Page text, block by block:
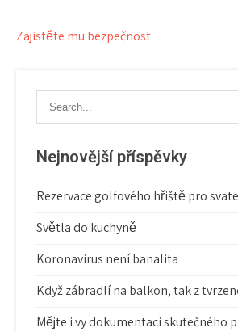
Navigace
příspěvek
Zajistěte mu bezpečnost
Nejnovější příspěvky
Rezervace golfového hřiště pro
Světla do kuchyně
Koronavirus není banalita
Když zábradlí na balkon, tak z
Mějte i vy dokumentaci skutečného